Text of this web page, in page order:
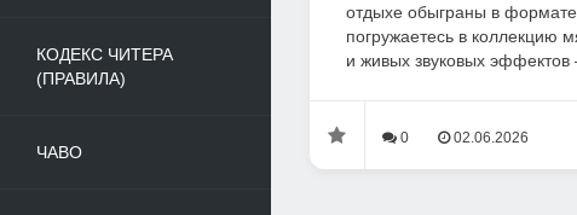
КОДЕКС ЧИТЕРА
(ПРАВИЛА)
ЧАВО
отдыхе обыграны в
погружаетесь в коллекцию
и живых звуковых
0 02.06.2026